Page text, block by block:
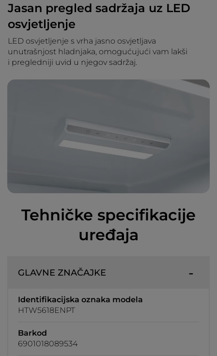
Jasan pregled sadržaja uz LED
osvjetljenje
LED osvjetljenje s vrha jasno osvjetljava
unutrašnjost hladnjaka, omogućujući vam lakši
i pregledniji uvid u njegov sadržaj.
Tehničke specifikacije
uređaja
GLAVNE ZNAČAJKE
Identifikacijska oznaka modela
HTW5618ENPT
Barkod
6901018089534